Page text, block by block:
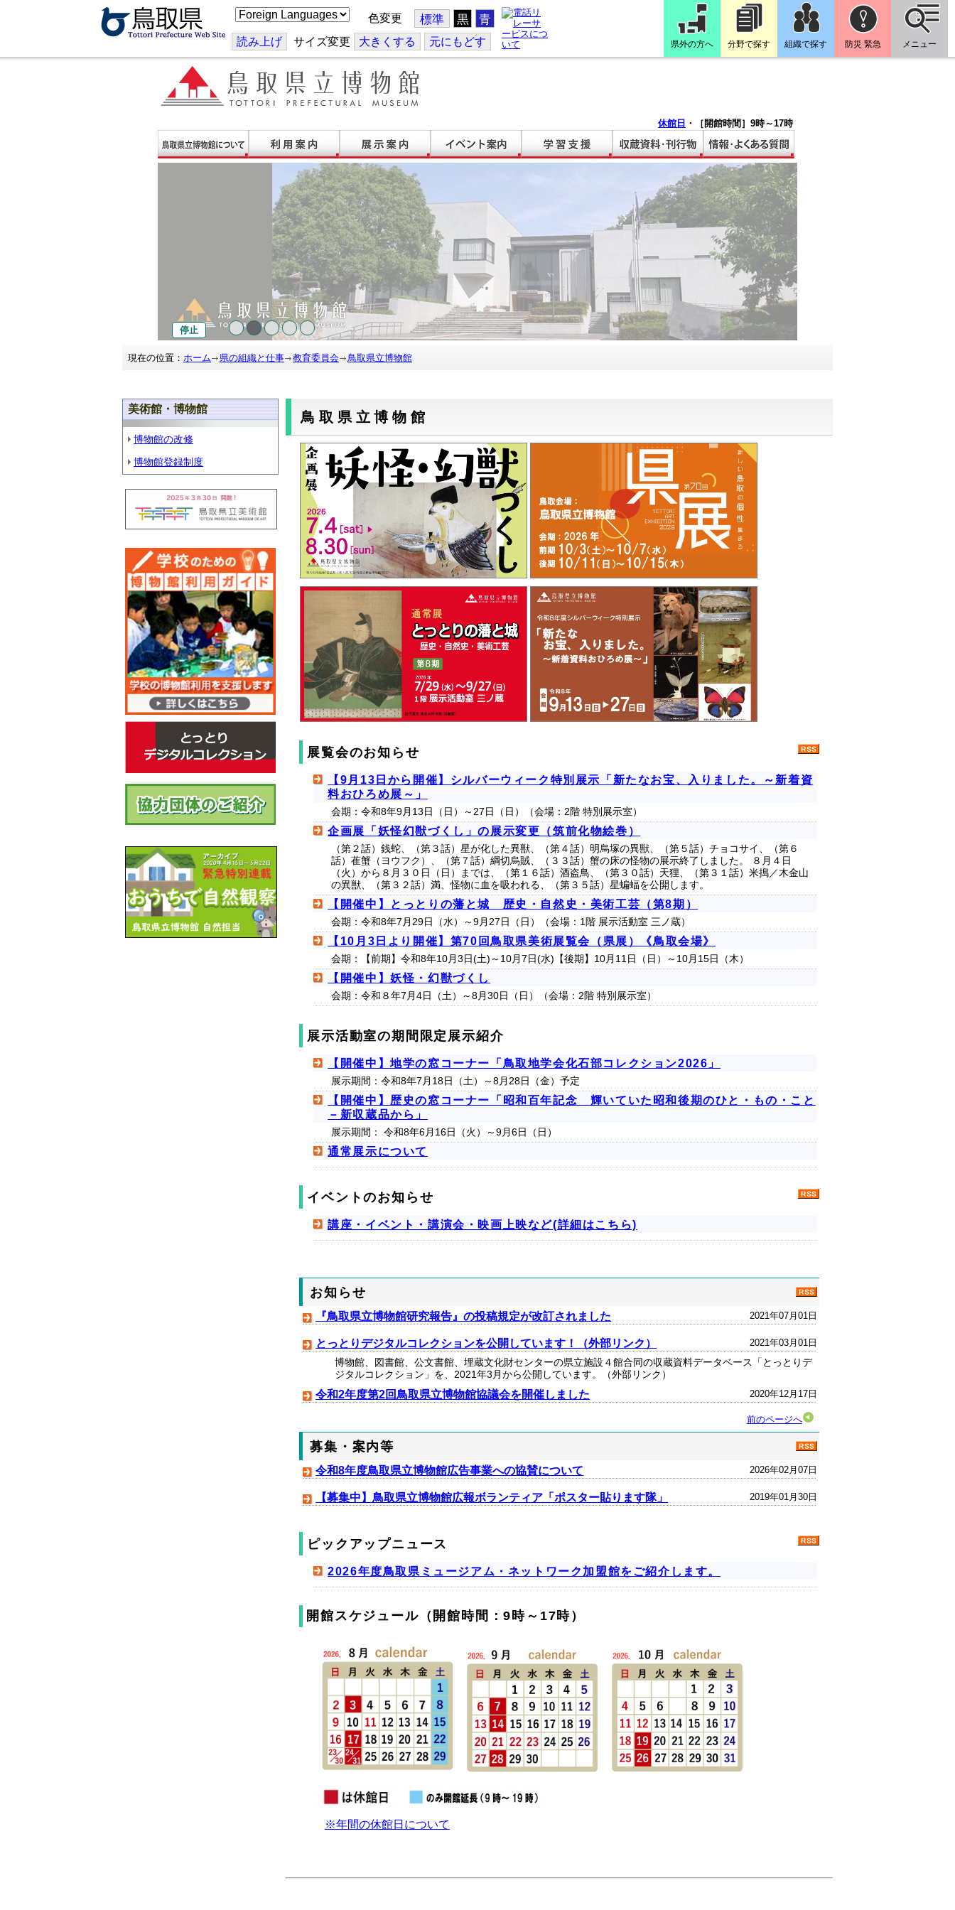
こ
の
ジ
を
翻
訳
す
る
色変更 標準 黒 青
読み上げ サイズ変更 大きくする 元にもどす 県外の方へ 分野で探す 組織で探す 防災 緊急 メニュー
休館日 ・ ［開館時間］9時～17時
停止
現在の位置： ホーム 県の組織と仕事 教育委員会 鳥取県立博物館
美術館・博物館
博物館の改修
博物館登録制度
鳥取県立博物館
展覧会のお知らせ
【9月13日から開催】シルバーウィーク特別展示「新たなお宝、入りました。～新着資
料おひろめ展～」
会期：令和8年9月13日（日）～27日（日）（会場：2階 特別展示室）
企画展「妖怪幻獣づくし」の展示変更（筑前化物絵巻）
（第２話）銭蛇、（第３話）星が化した異獣、（第４話）明烏塚の異獣、（第５話）チョコサイ、（第６
話）萑蟹（ヨウフク）、（第７話）綱切烏賊、（３３話）蟹の床の怪物の展示終了しました。 ８月４日
（火）から８月３０日（日）までは、（第１６話）酒盗鳥、（第３０話）天狸、（第３１話）米搗／木金山
の異獣、（第３２話）満、怪物に血を吸われる、（第３５話）星蝙蝠を公開します。
【開催中】とっとりの藩と城 歴史・自然史・美術工芸（第8期）
会期：令和8年7月29日（水）～9月27日（日）（会場：1階 展示活動室 三ノ蔵）
【10月3日より開催】第70回鳥取県美術展覧会（県展）《鳥取会場》
会期：【前期】令和8年10月3日(土)～10月7日(水)【後期】10月11日（日）～10月15日（木）
【開催中】妖怪・幻獣づくし
会期：令和８年7月4日（土）～8月30日（日）（会場：2階 特別展示室）
展示活動室の期間限定展示紹介
【開催中】地学の窓コーナー「鳥取地学会化石部コレクション2026」
展示期間：令和8年7月18日（土）～8月28日（金）予定
【開催中】歴史の窓コーナー「昭和百年記念 輝いていた昭和後期のひと・もの・こと
－新収蔵品から」
展示期間： 令和8年6月16日（火）～9月6日（日）
通常展示について
イベントのお知らせ
講座・イベント・講演会・映画上映など(詳細はこちら)
お知らせ
2021年07月01日
『鳥取県立博物館研究報告』の投稿規定が改訂されました
2021年03月01日
とっとりデジタルコレクションを公開しています！（外部リンク）
博物館、図書館、公文書館、埋蔵文化財センターの県立施設４館合同の収蔵資料データベース「とっとりデ
ジタルコレクション」を、2021年3月から公開しています。（外部リンク）
2020年12月17日
令和2年度第2回鳥取県立博物館協議会を開催しました
前のページへ
募集・案内等
2026年02月07日
令和8年度鳥取県立博物館広告事業への協賛について
2019年01月30日
【募集中】鳥取県立博物館広報ボランティア「ポスター貼ります隊」
ピックアップニュース
2026年度鳥取県ミュージアム・ネットワーク加盟館をご紹介します。
開館スケジュール（開館時間：9時～17時）
※年間の休館日について